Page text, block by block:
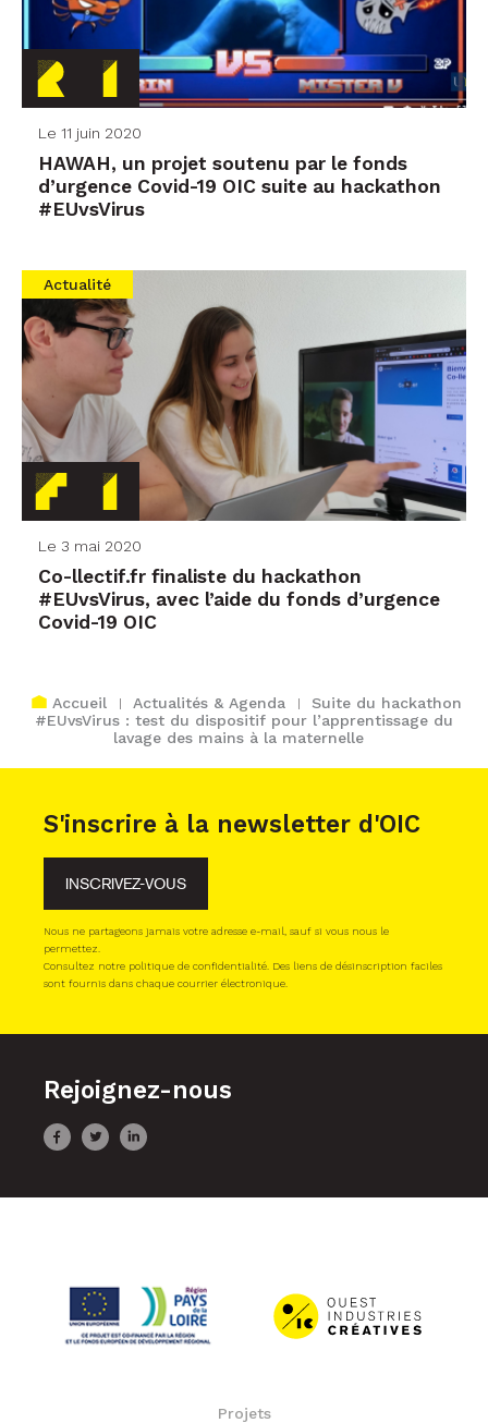
Le 11 juin 2020
HAWAH, un projet soutenu par le fonds
d’urgence Covid-19 OIC suite au hackathon
#EUvsVirus
Actualité
Le 3 mai 2020
Co-llectif.fr finaliste du hackathon
#EUvsVirus, avec l’aide du fonds d’urgence
Covid-19 OIC
Accueil Actualités & Agenda
Suite du hackathon
#EUvsVirus : test du dispositif pour l’apprentissage du
lavage des mains à la maternelle
S'inscrire à la newsletter d'OIC
INSCRIVEZ-VOUS
Nous ne partageons jamais votre adresse e-mail, sauf si vous nous le
permettez.
Consultez notre politique de confidentialité. Des liens de désinscription faciles
sont fournis dans chaque courrier électronique.
Rejoignez-nous
Projets